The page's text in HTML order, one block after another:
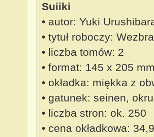
Suiiki
• autor: Yuki
• tytuł roboczy:
• liczba tomów: 2
• format: 145 x 205
• okładka: miękka z
• gatunek: seinen,
• liczba stron: ok. 250
• cena okładkowa: